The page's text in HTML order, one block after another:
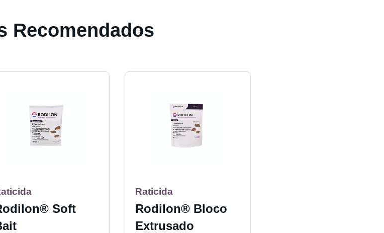
Recomendados
Soft
Raticida
Rodilon® Bloco
Extrusado